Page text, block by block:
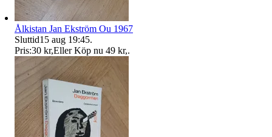
Ålkistan Jan Ekström Ou 1967
Sluttid15 aug 19:45.
Pris:30 kr,Eller Köp nu 49 kr,.